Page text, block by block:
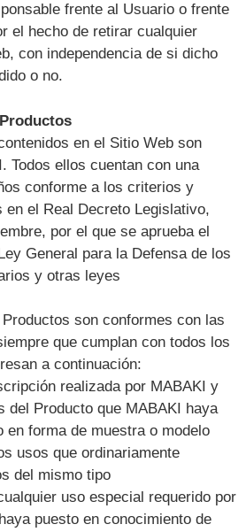
frente al Usuario o frente
el hecho de retirar cualquier
con independencia de si dicho
o no.
en el Sitio Web son
Todos ellos cuentan con una
conforme a los criterios y
el Real Decreto Legislativo,
por el que se aprueba el
General para la Defensa de los
y otras leyes
son conformes con las
que cumplan con todos los
a continuación:
realizada por MABAKI y
del Producto que MABAKI haya
en forma de muestra o modelo
usos que ordinariamente
del mismo tipo
uso especial requerido por
puesto en conocimiento de